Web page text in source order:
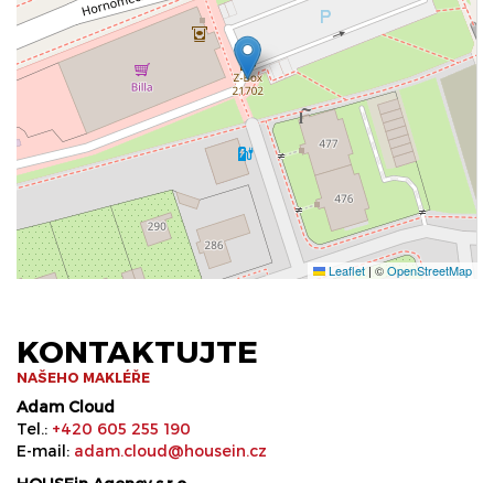
Leaflet | ©OpenStreetMap
KONTAKTUJTE
NAŠEHO MAKLÉŘE
Adam Cloud
Tel.: +420 605 255 190
E-mail: adam.cloud@housein.cz